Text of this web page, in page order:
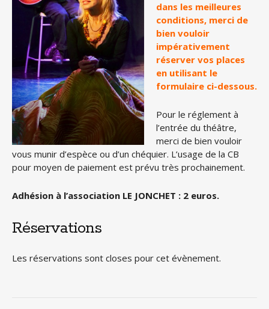
dans les meilleures
conditions, merci de
bien vouloir
impérativement
réserver vos places
en utilisant le
formulaire ci-dessous.
Pour le réglement à
l’entrée du théâtre,
merci de bien vouloir
vous munir d’espèce ou d’un chéquier. L’usage de la CB
pour moyen de paiement est prévu très prochainement.
Adhésion à l’association LE JONCHET : 2 euros.
Réservations
Les réservations sont closes pour cet évènement.